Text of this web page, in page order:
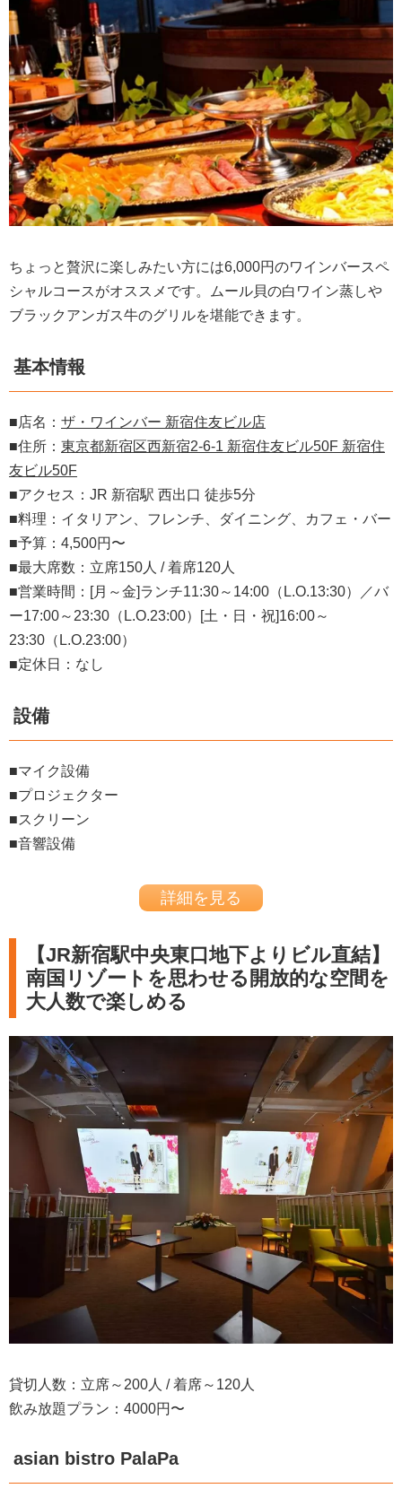
ちょっと贅沢に楽しみたい方には6,000円のワインバースペ
シャルコースがオススメです。ムール貝の白ワイン蒸しや
ブラックアンガス牛のグリルを堪能できます。
基本情報
■店名： ザ・ワインバー 新宿住友ビル店
■住所： 東京都新宿区西新宿2-6-1 新宿住友ビル50F 新宿住
友ビル50F
■アクセス：JR 新宿駅 西出口 徒歩5分
■料理：イタリアン、フレンチ、ダイニング、カフェ・バー
■予算：4,500円〜
■最大席数：立席150人 / 着席120人
■営業時間：[月～金]ランチ11:30～14:00（L.O.13:30）／バ
ー17:00～23:30（L.O.23:00）
[土・日・祝]16:00～
23:30（L.O.23:00）
■定休日：なし
設備
■マイク設備
■プロジェクター
■スクリーン
■音響設備
詳細を見る
【JR新宿駅中央東口地下よりビル直結】
南国リゾートを思わせる開放的な空間を
大人数で楽しめる
貸切人数：立席～200人 / 着席～120人
飲み放題プラン：4000円〜
asian bistro PalaPa